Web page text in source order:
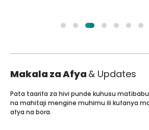
Makala za Afya & Updates
Pata taarifa za hivi punde kuhusu
na mahitaji mengine muhimu ili kufanya
afya na bora.